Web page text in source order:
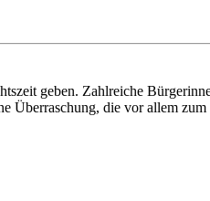
geben. Zahlreiche
Überraschung, die vor allem